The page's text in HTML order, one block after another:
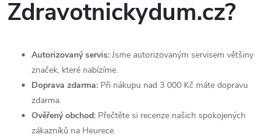
Zdravotnickydum.cz?
Autorizovaný servis: Jsme autorizovaným servisem většiny
značek, které nabízíme.
Doprava zdarma: Při nákupu nad 3 000 Kč máte dopravu
zdarma.
Ověřený obchod: Přečtěte si recenze našich spokojených
zákazníků na Heurece.